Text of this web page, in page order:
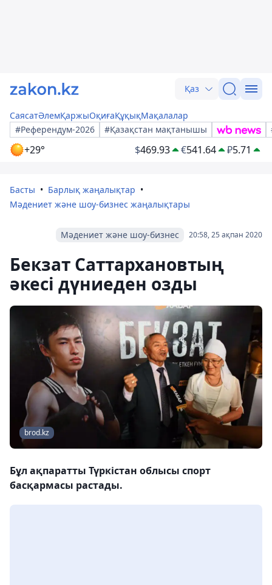
Қаз
СаясатӘлемҚаржыОқиғаҚұқықМақалалар
#Референдум-2026
#Қазақстан мақтанышы
+29° $469.93 €541.64 ₽5.71
Басты
Барлық жаңалықтар
Мәдениет және шоу-бизнес жаңалықтары
20:58, 25 ақпан 2020
Мәдениет және шоу-бизнес
Бекзат Саттархановтың
әкесі дүниеден озды
brod.kz
Бұл ақпаратты Түркістан облысы спорт
басқармасы растады.